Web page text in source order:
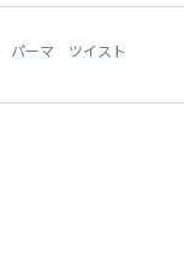
ギンザ 2】
ギンザ 2】
ギンザ 2】
パーマ ツイスト